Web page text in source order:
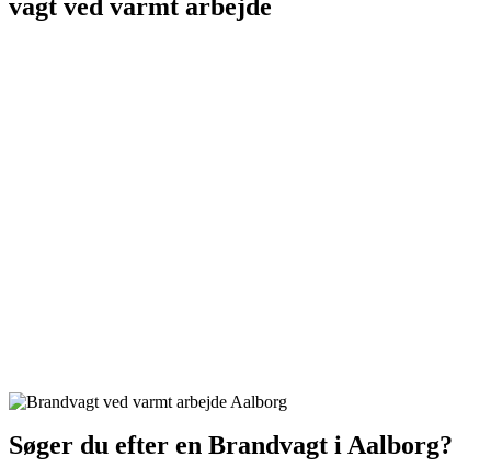
vagt ved varmt arbejde
Søger du efter en Brandvagt i Aalborg?